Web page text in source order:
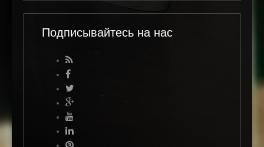
Подписывайтесь на нас